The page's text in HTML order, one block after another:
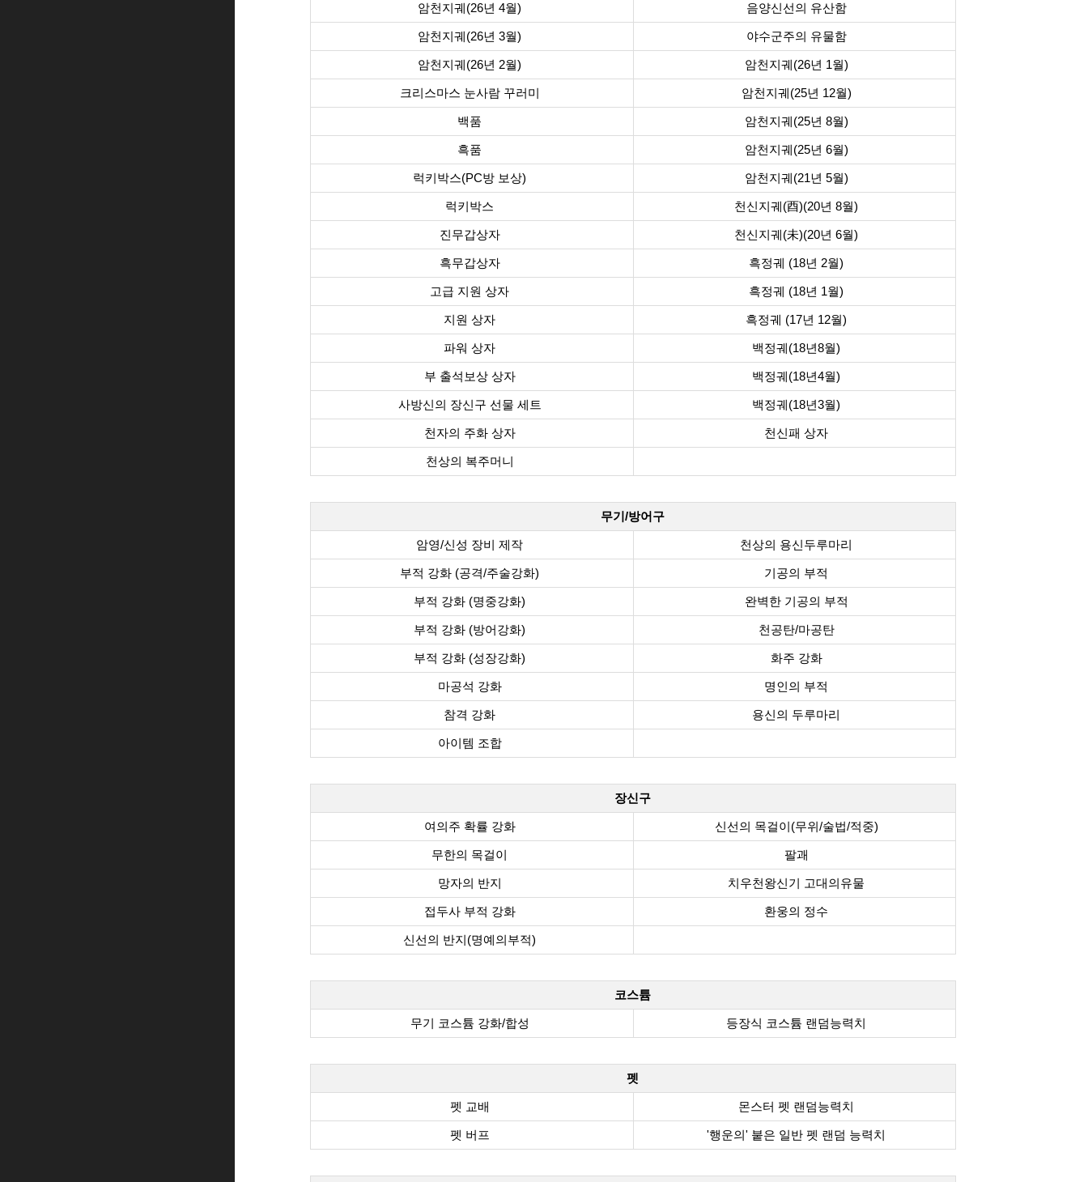
암천지궤(26년 4월) 음양신선의 유산함
암천지궤(26년 3월) 야수군주의 유물함
암천지궤(26년 2월) 암천지궤(26년 1월)
크리스마스 눈사람 꾸러미 암천지궤(25년 12월)
백품 암천지궤(25년 8월)
흑품 암천지궤(25년 6월)
럭키박스(PC방 보상) 암천지궤(21년 5월)
럭키박스 천신지궤(酉)(20년 8월)
진무갑상자 천신지궤(未)(20년 6월)
흑무갑상자 흑정궤 (18년 2월)
고급 지원 상자 흑정궤 (18년 1월)
지원 상자 흑정궤 (17년 12월)
파워 상자 백정궤(18년8월)
부 출석보상 상자 백정궤(18년4월)
사방신의 장신구 선물 세트 백정궤(18년3월)
천자의 주화 상자 천신패 상자
천상의 복주머니
무기/방어구
암영/신성 장비 제작 천상의 용신두루마리
부적 강화 (공격/주술강화) 기공의 부적
부적 강화 (명중강화) 완벽한 기공의 부적
부적 강화 (방어강화) 천공탄/마공탄
부적 강화 (성장강화) 화주 강화
마공석 강화 명인의 부적
참격 강화 용신의 두루마리
아이템 조합
장신구
여의주 확률 강화 신선의 목걸이(무위/술법/적중)
무한의 목걸이 팔괘
망자의 반지 치우천왕신기 고대의유물
접두사 부적 강화 환웅의 정수
신선의 반지(명예의부적)
코스튬
무기 코스튬 강화/합성 등장식 코스튬 랜덤능력치
펫
펫 교배 몬스터 펫 랜덤능력치
펫 버프 '행운의' 붙은 일반 펫 랜덤 능력치